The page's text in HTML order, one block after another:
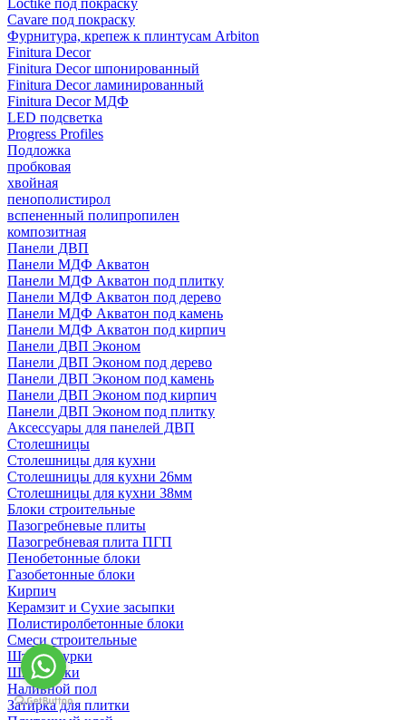
Loctike под покраску
Cavare под покраску
Фурнитура, крепеж к плинтусам Arbiton
Finitura Decor
Finitura Decor шпонированный
Finitura Decor ламинированный
Finitura Decor МДФ
LED подсветка
Progress Profiles
Подложка
пробковая
хвойная
пенополистирол
вспененный полипропилен
композитная
Панели ДВП
Панели МДФ Акватон
Панели МДФ Акватон под плитку
Панели МДФ Акватон под дерево
Панели МДФ Акватон под камень
Панели МДФ Акватон под кирпич
Панели ДВП Эконом
Панели ДВП Эконом под дерево
Панели ДВП Эконом под камень
Панели ДВП Эконом под кирпич
Панели ДВП Эконом под плитку
Аксессуары для панелей ДВП
Столешницы
Столешницы для кухни
Столешницы для кухни 26мм
Столешницы для кухни 38мм
Блоки строительные
Пазогребневые плиты
Пазогребневая плита ПГП
Пенобетонные блоки
Газобетонные блоки
Кирпич
Керамзит и Сухие засыпки
Полистиролбетонные блоки
Смеси строительные
Штукартурки
Шпаклевки
Наливной пол
Затирка для плитки